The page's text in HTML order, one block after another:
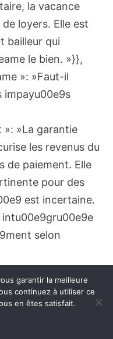
la vacance
loyers. Elle est
bailleur qui
le bien. »}},
»: »Faut-il
impayu00e9s
»: »La garantie
les revenus du
de paiement. Elle
pour des
est incertaine.
selon
aux
garantir la meilleure
continuez à utiliser ce
en êtes satisfait.